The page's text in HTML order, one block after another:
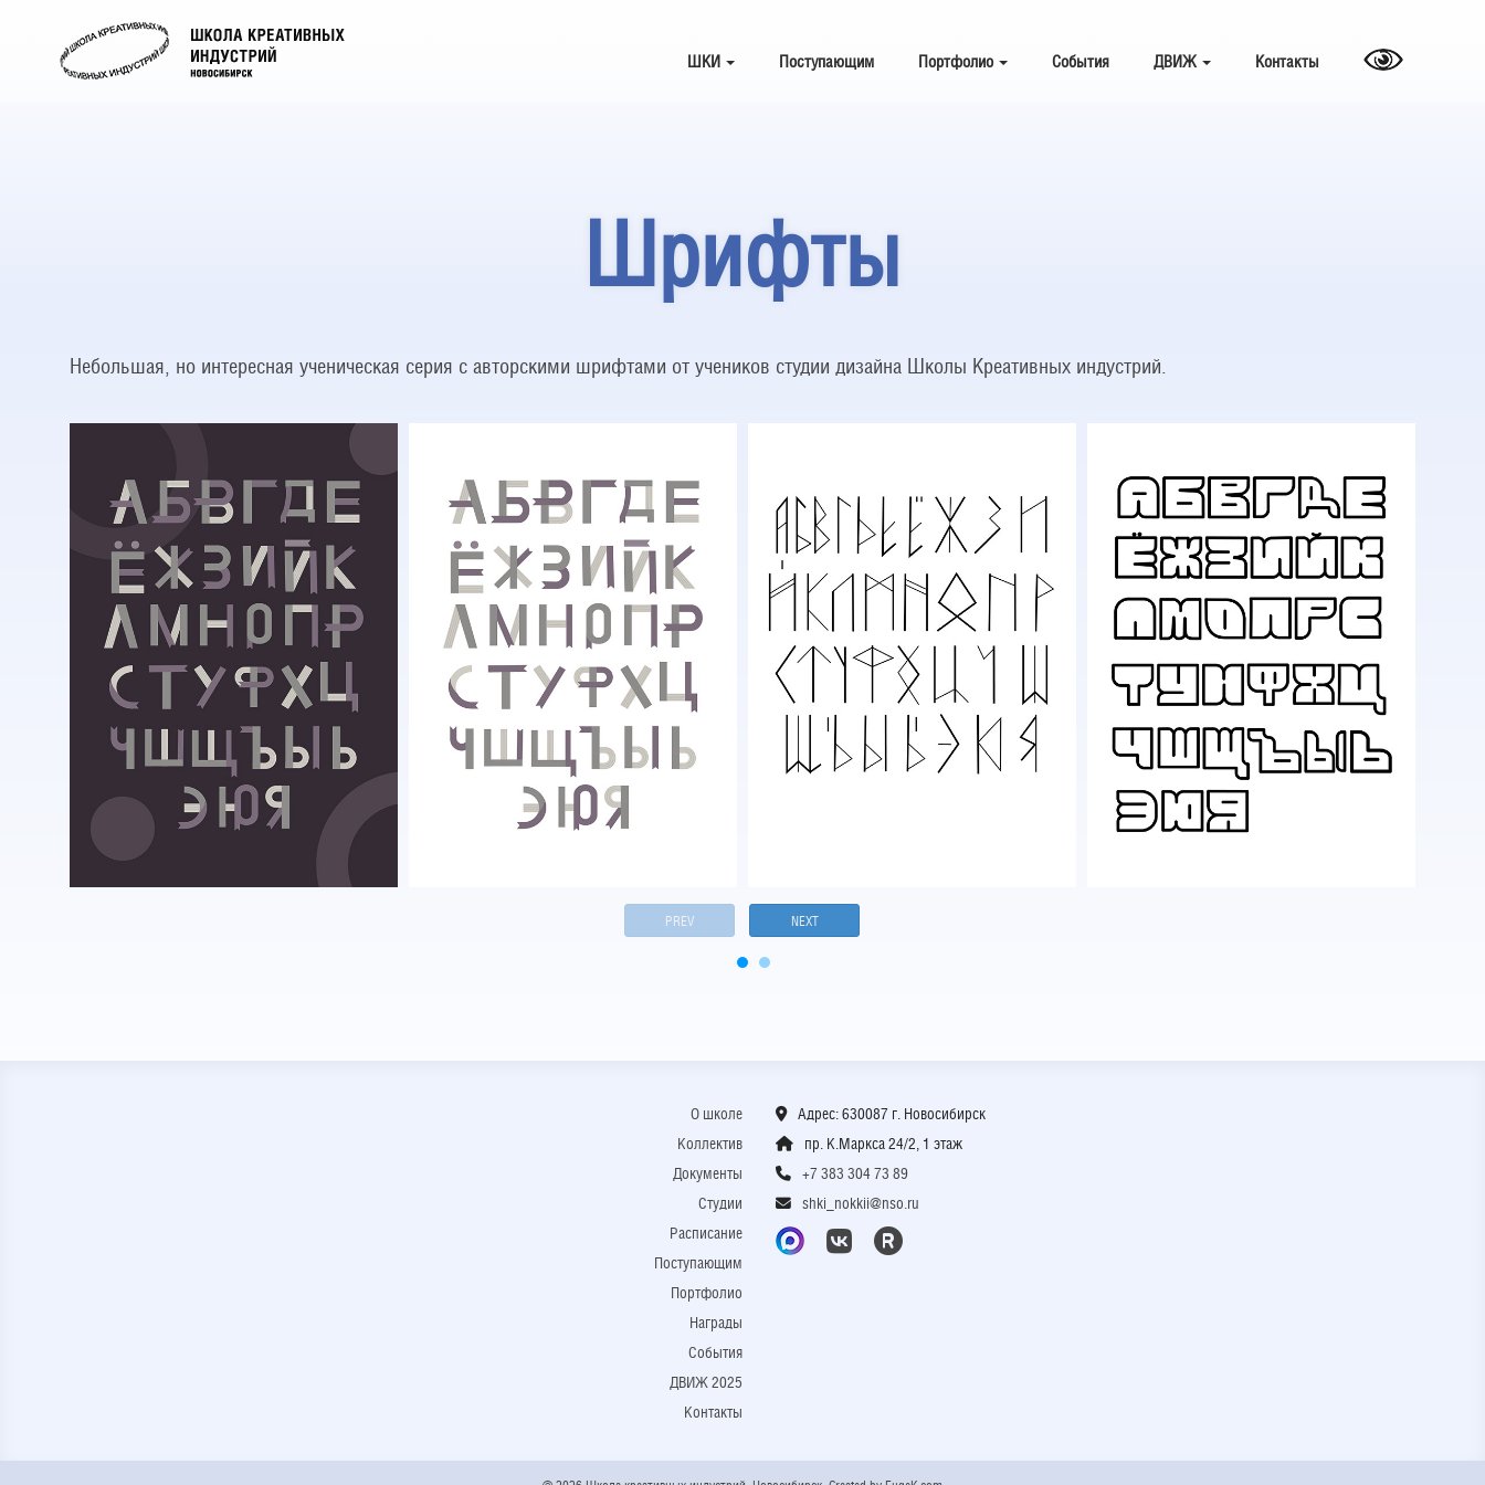
ШКИ Поступающим Портфолио События ДВИЖ Контакты
Шрифты
Небольшая, но интересная ученическая серия с авторскими шрифтами от учеников студии дизайна Школы Креативных индустрий.
PREV NEXT
О школе
Коллектив
Документы
Студии
Расписание
Поступающим
Портфолио
Награды
События
ДВИЖ 2025
Контакты
Адрес: 630087 г. Новосибирск
пр. К.Маркса 24/2, 1 этаж
+7 383 304 73 89
shki_nokkii@nso.ru